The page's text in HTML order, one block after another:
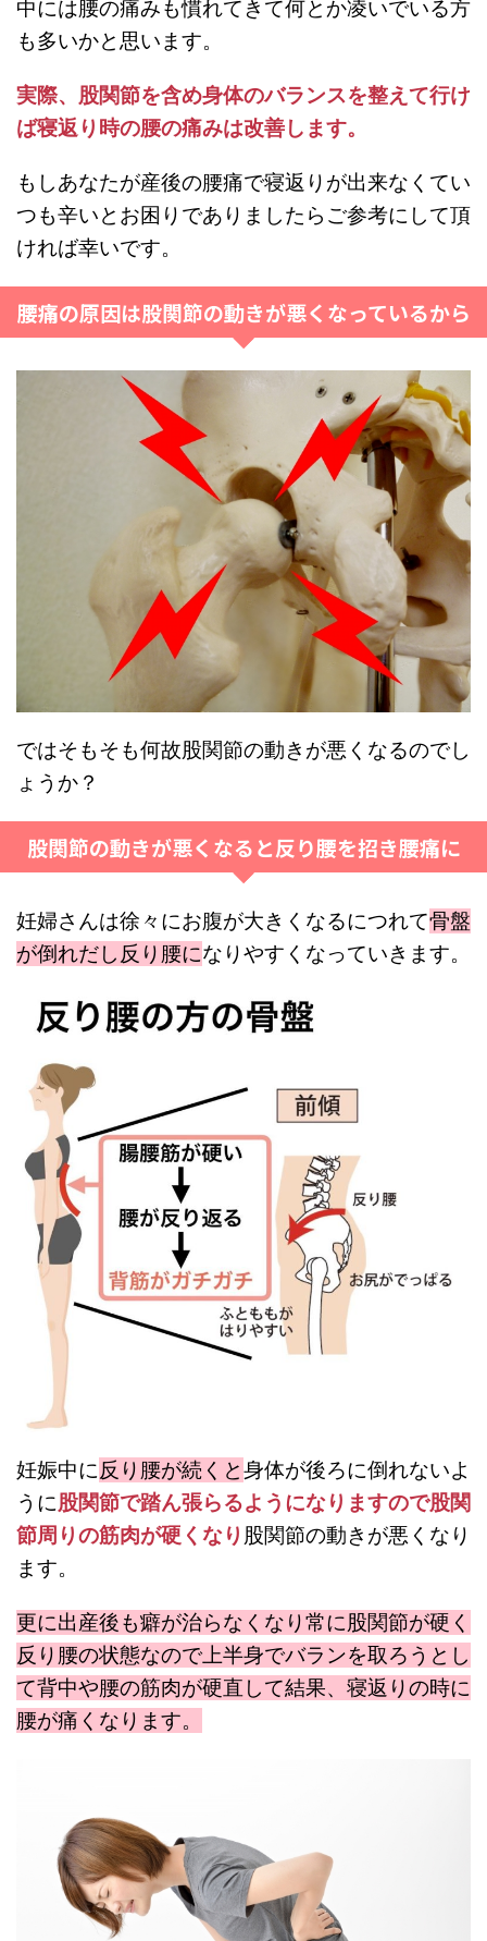
中には腰の痛みも慣れてきて何とか凌いでいる方
も多いかと思います。
実際、股関節を含め身体のバランスを整えて行け
ば寝返り時の腰の痛みは改善します。
もしあなたが産後の腰痛で寝返りが出来なくてい
つも辛いとお困りでありましたらご参考にして頂
ければ幸いです。
腰痛の原因は股関節の動きが悪くなっているから
ではそもそも何故股関節の動きが悪くなるのでし
ょうか？
股関節の動きが悪くなると反り腰を招き腰痛に
妊婦さんは徐々にお腹が大きくなるにつれて骨盤
が倒れだし反り腰になりやすくなっていきます。
妊娠中に反り腰が続くと身体が後ろに倒れないよ
うに股関節で踏ん張らるようになりますので股関
節周りの筋肉が硬くなり 股関節の動きが悪くなり
ます。
更に出産後も癖が治らなくなり常に股関節が硬く
反り腰の状態なので上半身でバランを取ろうとし
て背中や腰の筋肉が硬直して結果、寝返りの時に
腰が痛くなります。